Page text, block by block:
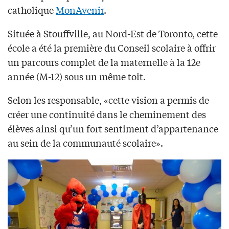
catholiqueMonAvenir.
Située à Stouffville, au Nord-Est de Toronto, cette
école a été la première du Conseil scolaire à offrir
un parcours complet de la maternelle à la 12e
année (M-12) sous un même toit.
Selon les responsable, «cette vision a permis de
créer une continuité dans le cheminement des
élèves ainsi qu’un fort sentiment d’appartenance
au sein de la communauté scolaire».